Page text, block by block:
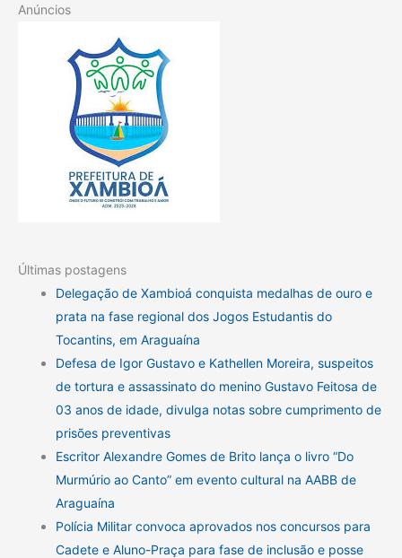
Anúncios
Últimas postagens
Delegação de Xambioá conquista medalhas de ouro e
prata na fase regional dos Jogos Estudantis do
Tocantins, em Araguaína
Defesa de Igor Gustavo e Kathellen Moreira, suspeitos
de tortura e assassinato do menino Gustavo Feitosa de
03 anos de idade, divulga notas sobre cumprimento de
prisões preventivas
Escritor Alexandre Gomes de Brito lança o livro “Do
Murmúrio ao Canto” em evento cultural na AABB de
Araguaína
Polícia Militar convoca aprovados nos concursos para
Cadete e Aluno-Praça para fase de inclusão e posse